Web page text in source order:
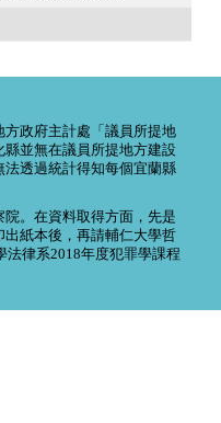
方政府主計處「議員所提地
並無在議員所提地方建設
透過統計得知每個宜蘭縣
。在資料取得方面，先是
紙本後，再請輔仁大學哲
法律系2018年度犯罪學課程